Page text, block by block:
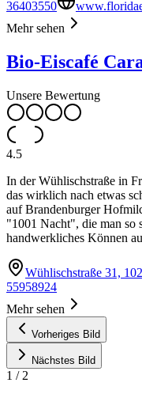
36403550
Mehr sehen
Bio-Eiscafé
Unsere Bewertung
4.5
In der Wühlischstraße in
das wirklich nach etwas
auf Brandenburger
"1001 Nacht", die man so
handwerkliches Können
Wühlischstraße 31,
55958924
Mehr sehen
Vorheriges Bild
Nächstes Bild
1 / 2